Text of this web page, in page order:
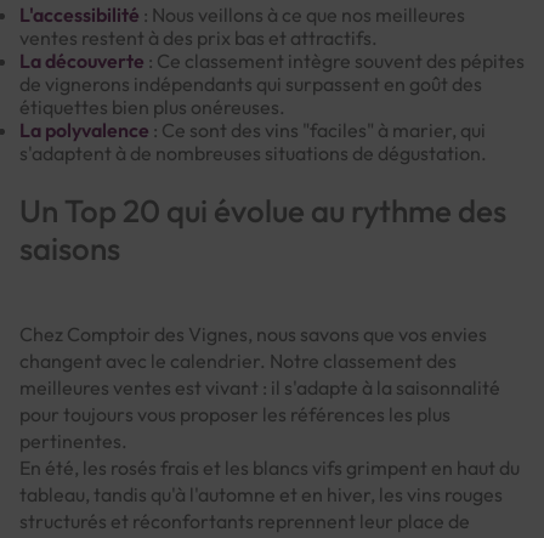
L'accessibilité : Nous veillons à ce que nos meilleures
ventes restent à des prix bas et attractifs.
La découverte : Ce classement intègre souvent des pépites
de vignerons indépendants qui surpassent en goût des
étiquettes bien plus onéreuses.
La polyvalence : Ce sont des vins "faciles" à marier, qui
s'adaptent à de nombreuses situations de dégustation.
Un Top 20 qui évolue au rythme des
saisons
Chez Comptoir des Vignes, nous savons que vos envies
changent avec le calendrier. Notre classement des
meilleures ventes est vivant : il s'adapte à la saisonnalité
pour toujours vous proposer les références les plus
pertinentes.
En été, les rosés frais et les blancs vifs grimpent en haut du
tableau, tandis qu'à l'automne et en hiver, les vins rouges
structurés et réconfortants reprennent leur place de